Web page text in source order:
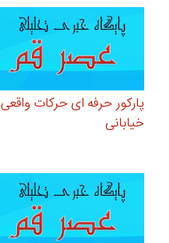
پارکور حرفه ای حرکات واقعی
خیابانی